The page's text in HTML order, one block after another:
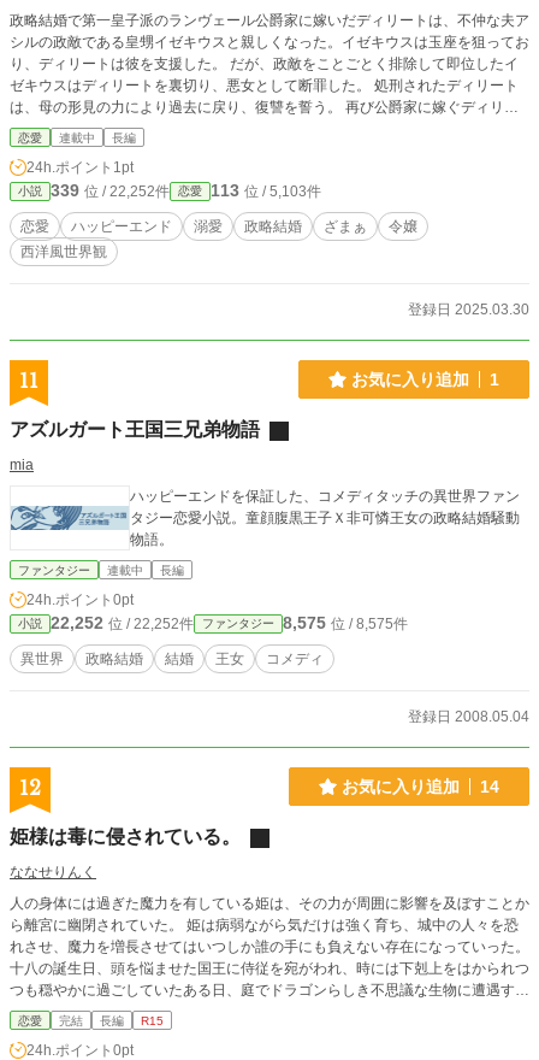
政略結婚で第一皇子派のランヴェール公爵家に嫁いだディリートは、不仲な夫ア
シルの政敵である皇甥イゼキウスと親しくなった。イゼキウスは玉座を狙ってお
り、ディリートは彼を支援した。 だが、政敵をことごとく排除して即位したイ
ゼキウスはディリートを裏切り、悪女として断罪した。 処刑されたディリート
は、母の形見の力により過去に戻り、復讐を誓う。 再び公爵家に嫁ぐディリー
ト。しかし夫が一度目の人生と違い、どんどん変な人になっていく。妻はシリア
スにざまぁをしたいのに夫がラブコメに引っ張っていく！？ ※タイトルが変更
＆大幅改稿した作品を株式会社indent/NolaブックスBloomで4月5日発売予定で
す。 新タイトル：『復讐の悪女、過去に戻って政略結婚からやり直したが、夫
の様子がどうもおかしい。』 https://nola-novel.com/bloom/novels/ewlcvwqxotc
違いを楽しんでいただけたら嬉しいです……！！
恋愛 連載中 長編
24h.ポイント 1pt
小説 339 位 / 22,252件 恋愛 113 位 / 5,103件
恋愛 ハッピーエンド 溺愛 政略結婚 ざまぁ
令嬢
西洋風世界観
登録日 2025.03.30
11 お気に入り追加 1
アズルガート王国三兄弟物語
mia
ハッピーエンドを保証した、コメディタッチの異世界ファン
タジー恋愛小説。童顔腹黒王子Ｘ非可憐王女の政略結婚騒動
物語。
ファンタジー 連載中 長編
24h.ポイント 0pt
小説 22,252 位 / 22,252件 ファンタジー 8,575 位 / 8,575件
異世界 政略結婚 結婚 王女 コメディ
登録日 2008.05.04
12 お気に入り追加 14
姫様は毒に侵されている。
ななせりんく
人の身体には過ぎた魔力を有している姫は、その力が周囲に影響を及ぼすことか
ら離宮に幽閉されていた。 姫は病弱ながら気だけは強く育ち、城中の人々を恐
れさせ、魔力を増長させてはいつしか誰の手にも負えない存在になっていった。
十八の誕生日、頭を悩ませた国王に侍従を宛がわれ、時には下剋上をはかられつ
つも穏やかに過ごしていたある日、庭でドラゴンらしき不思議な生物に遭遇す
る。
恋愛 完結 長編 R15
24h.ポイント 0pt